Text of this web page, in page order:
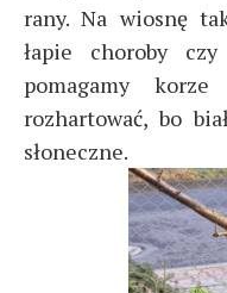
rany. Na wiosnę
łapie choroby
pomagamy
rozhartować, bo
słoneczne.